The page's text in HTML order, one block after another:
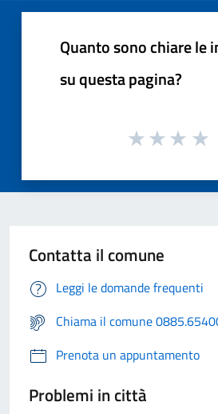
Quanto sono chiare le
su questa pagina?
Contatta il comune
Leggi le domande frequenti
Chiama il comune
Prenota un appuntamento
Problemi in città